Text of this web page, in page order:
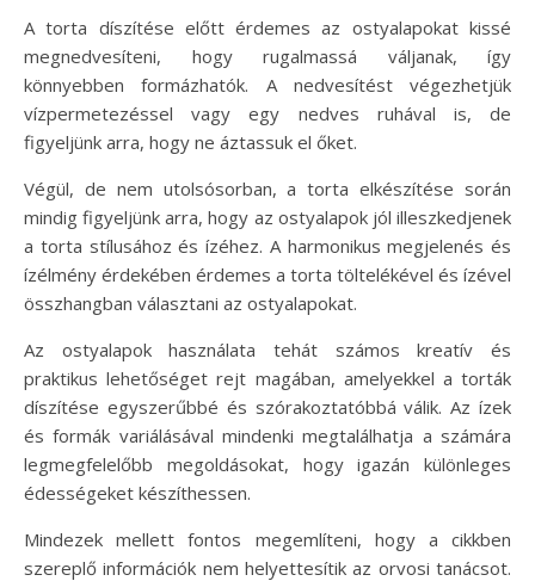
A torta díszítése előtt érdemes az ostyalapokat kissé
megnedvesíteni, hogy rugalmassá váljanak, így
könnyebben formázhatók. A nedvesítést végezhetjük
vízpermetezéssel vagy egy nedves ruhával is, de
figyeljünk arra, hogy ne áztassuk el őket.
Végül, de nem utolsósorban, a torta elkészítése során
mindig figyeljünk arra, hogy az ostyalapok jól illeszkedjenek
a torta stílusához és ízéhez. A harmonikus megjelenés és
ízélmény érdekében érdemes a torta töltelékével és ízével
összhangban választani az ostyalapokat.
Az ostyalapok használata tehát számos kreatív és
praktikus lehetőséget rejt magában, amelyekkel a torták
díszítése egyszerűbbé és szórakoztatóbbá válik. Az ízek
és formák variálásával mindenki megtalálhatja a számára
legmegfelelőbb megoldásokat, hogy igazán különleges
édességeket készíthessen.
Mindezek mellett fontos megemlíteni, hogy a cikkben
szereplő információk nem helyettesítik az orvosi tanácsot.